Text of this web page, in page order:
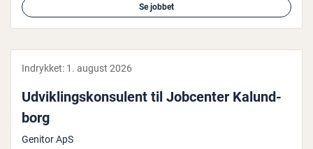
Se jobbet
Indrykket: 1. august 2026
Ud­vik­lings­kon­su­lent til Jobcenter Ka­lund­
borg
Genitor ApS